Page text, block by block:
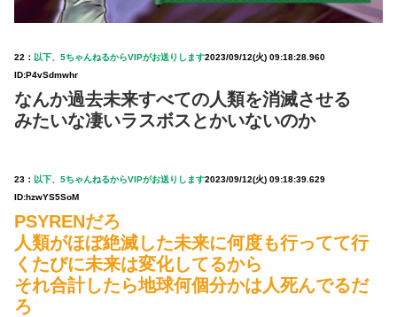
22： 以下、5ちゃんねるからVIPがお送りします2023/09/12(火) 09:18:28.960
ID:P4vSdmwhr
なんか過去未来すべての人類を消滅させる
みたいな凄いラスボスとかいないのか
23： 以下、5ちゃんねるからVIPがお送りします2023/09/12(火) 09:18:39.629
ID:hzwYS5SoM
PSYRENだろ
人類がほぼ絶滅した未来に何度も行ってて行
くたびに未来は変化してるから
それ合計したら地球何個分かは人死んでるだ
ろ